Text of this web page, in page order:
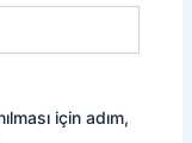
için adım,